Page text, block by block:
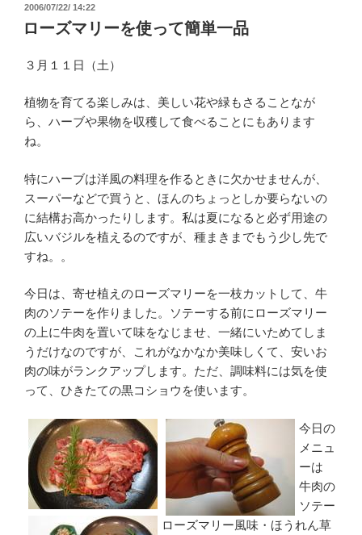
投
稿
日:
2006/07/22/ 14:22
ローズマリーを使って簡単一品
３月１１日（土）
植物を育てる楽しみは、美しい花や緑もさることなが
ら、ハーブや果物を収穫して食べることにもあります
ね。
特にハーブは洋風の料理を作るときに欠かせませんが、
スーパーなどで買うと、ほんのちょっとしか要らないの
に結構お高かったりします。私は夏になると必ず用途の
広いバジルを植えるのですが、種まきまでもう少し先で
すね。。
今日は、寄せ植えのローズマリーを一枝カットして、牛
肉のソテーを作りました。ソテーする前にローズマリー
の上に牛肉を置いて味をなじませ、一緒にいためてしま
うだけなのですが、これがなかなか美味しくて、安いお
肉の味がランクアップします。ただ、調味料には気を使
って、ひきたての黒コショウを使います。
今日の
メニュ
ーは
牛肉の
ソテー
ローズマリー風味・ほうれん草